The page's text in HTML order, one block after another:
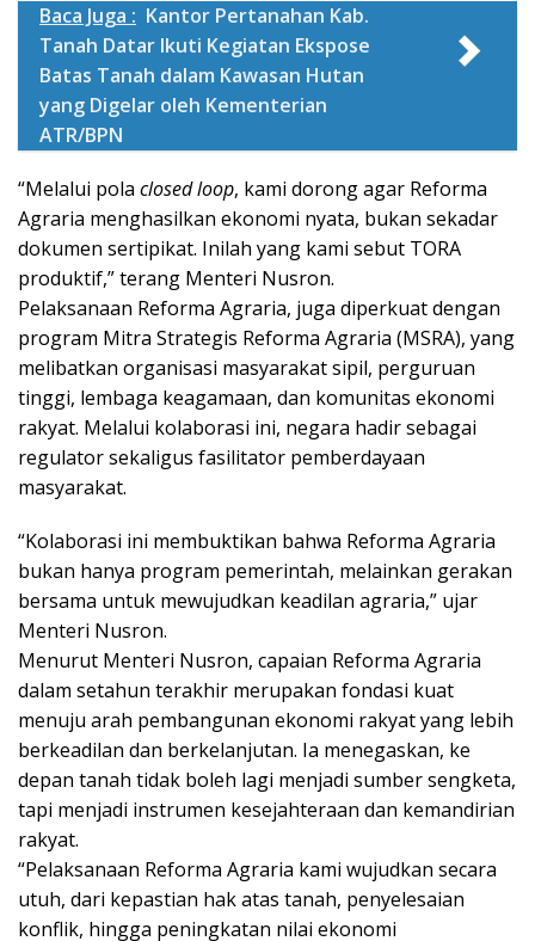
Baca Juga : Kantor Pertanahan Kab.
Tanah Datar Ikuti Kegiatan Ekspose
Batas Tanah dalam Kawasan Hutan
yang Digelar oleh Kementerian
ATR/BPN
“Melalui pola closed loop, kami dorong agar Reforma
Agraria menghasilkan ekonomi nyata, bukan sekadar
dokumen sertipikat. Inilah yang kami sebut TORA
produktif,” terang Menteri Nusron.
Pelaksanaan Reforma Agraria, juga diperkuat dengan
program Mitra Strategis Reforma Agraria (MSRA), yang
melibatkan organisasi masyarakat sipil, perguruan
tinggi, lembaga keagamaan, dan komunitas ekonomi
rakyat. Melalui kolaborasi ini, negara hadir sebagai
regulator sekaligus fasilitator pemberdayaan
masyarakat.
“Kolaborasi ini membuktikan bahwa Reforma Agraria
bukan hanya program pemerintah, melainkan gerakan
bersama untuk mewujudkan keadilan agraria,” ujar
Menteri Nusron.
Menurut Menteri Nusron, capaian Reforma Agraria
dalam setahun terakhir merupakan fondasi kuat
menuju arah pembangunan ekonomi rakyat yang lebih
berkeadilan dan berkelanjutan. Ia menegaskan, ke
depan tanah tidak boleh lagi menjadi sumber sengketa,
tapi menjadi instrumen kesejahteraan dan kemandirian
rakyat.
“Pelaksanaan Reforma Agraria kami wujudkan secara
utuh, dari kepastian hak atas tanah, penyelesaian
konflik, hingga peningkatan nilai ekonomi